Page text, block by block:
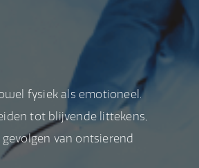
fysiek als emotioneel.
tot blijvende littekens,
van ontsierend